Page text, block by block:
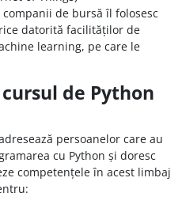
de bursă îl folosesc
datorită facilităților de
learning, pe care le
de Python
persoanelor care au
cu Python și doresc
competențele în acest limbaj